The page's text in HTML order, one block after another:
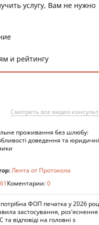
услугу, Вам не нужно
и рейтингу
Смотреть все видео
проживання без шлюбу:
доведення та юридичні
Лента от Протокола
61Коментарии:0
ФОП печатка у 2026
застосування, роз'яснення
та відповіді на головні з